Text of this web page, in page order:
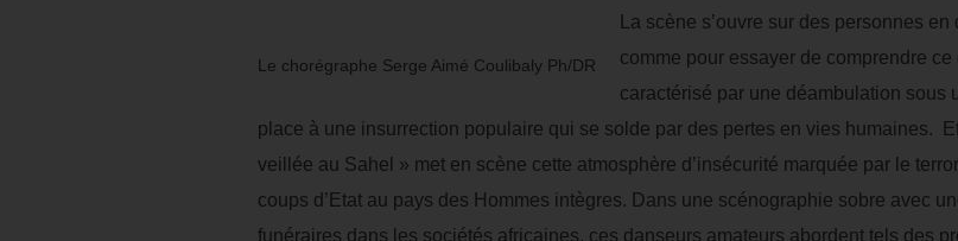
Le chorégraphe Serge Aimé Coulibaly Ph/DR
La scène s’ouvre sur des personnes
comme pour essayer de comprendre
caractérisé par une déambulation
place à une insurrection populaire qui se solde par des pertes en vies humaines.
veillée au Sahel » met en scène cette atmosphère d’insécurité marquée par le
coups d’Etat au pays des Hommes intègres. Dans une scénographie sobre avec
funéraires dans les sociétés africaines, ces danseurs amateurs abordent tels des